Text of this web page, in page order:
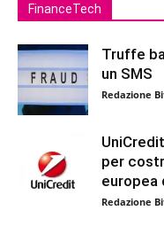
FinanceTech
Truffe
un SMS
Redazione
per
europea
Redazione